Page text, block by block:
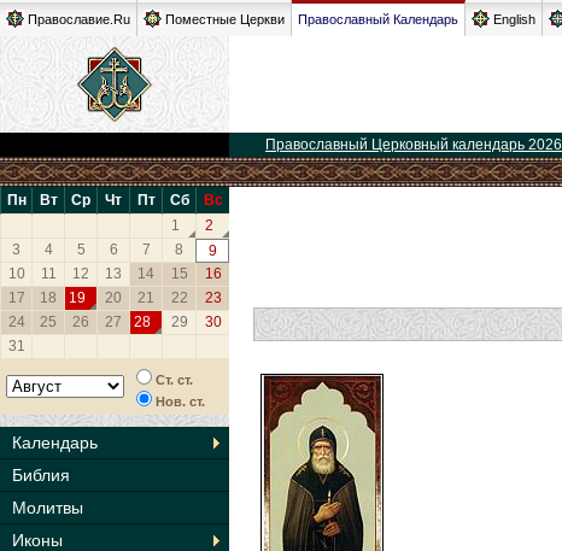
Православие.Ru Поместные Церкви Православный Календарь English
Православный Церковный календарь 2026
Пн Вт Ср Чт Пт Сб
Вс
1
2
3
4 5 6 7 8
9
10
11 12 13 14 15
16
17
18 19 20 21 22
23
24
25 26 27 28 29
30
31
Ст. ст.
Нов. ст.
Календарь
Библия
Молитвы
Иконы